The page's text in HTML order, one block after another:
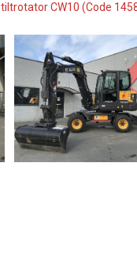
tiltrotator CW10 (Code